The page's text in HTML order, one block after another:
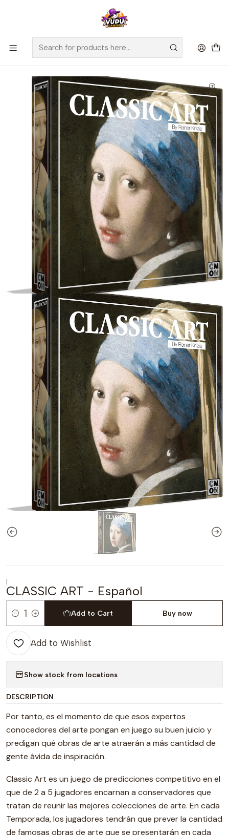
🚀 ¡Despachamos a todo Chile! Envío GRATIS a Regiones sobre
$100.000 y a RM sobre $35.000
Home Juegos de Mesa Competitivos
CLASSIC ART - Español
|
CLASSIC ART - Español
Quantity
Add to Cart Buy now
Add to Wishlist
Show stock from locations
DESCRIPTION
Por tanto, es el momento de que esos expertos
conocedores del arte pongan en juego su buen juicio y
predigan qué obras de arte atraerán a más cantidad de
gente ávida de inspiración.
Classic Art es un juego de predicciones competitivo en el
que de 2 a 5 jugadores encarnan a conservadores que
tratan de reunir las mejores colecciones de arte. En cada
Temporada, los jugadores tendrán que prever la cantidad
de famosas obras de arte que se presentarán en cada